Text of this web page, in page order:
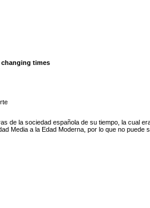
times
de la sociedad española de su tiempo, la cual
Media a la Edad Moderna, por lo que no